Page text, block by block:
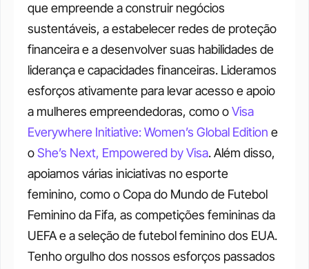
que empreende a construir negócios
sustentáveis, a estabelecer redes de proteção
financeira e a desenvolver suas habilidades de
liderança e capacidades financeiras. Lideramos
esforços ativamente para levar acesso e apoio
a mulheres empreendedoras, como o Visa
Everywhere Initiative: Women’s Global Edition e
o She’s Next, Empowered by Visa. Além disso,
apoiamos várias iniciativas no esporte
feminino, como o Copa do Mundo de Futebol
Feminino da Fifa, as competições femininas da
UEFA e a seleção de futebol feminino dos EUA.
Tenho orgulho dos nossos esforços passados